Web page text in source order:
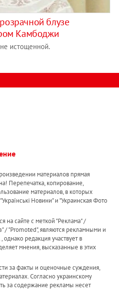
блузе
Камбоджи
истощенной.
материалов прямая
Перепечатка, копирование,
материалов, в которых
Новини" и "Украинская Фото
на сайте с меткой "Реклама" /
/ "Promoted", являются рекламными и
редакция участвует в
мнения, высказанные в этих
за факты и оценочные суждения,
Согласно украинскому
за содержание рекламы несет